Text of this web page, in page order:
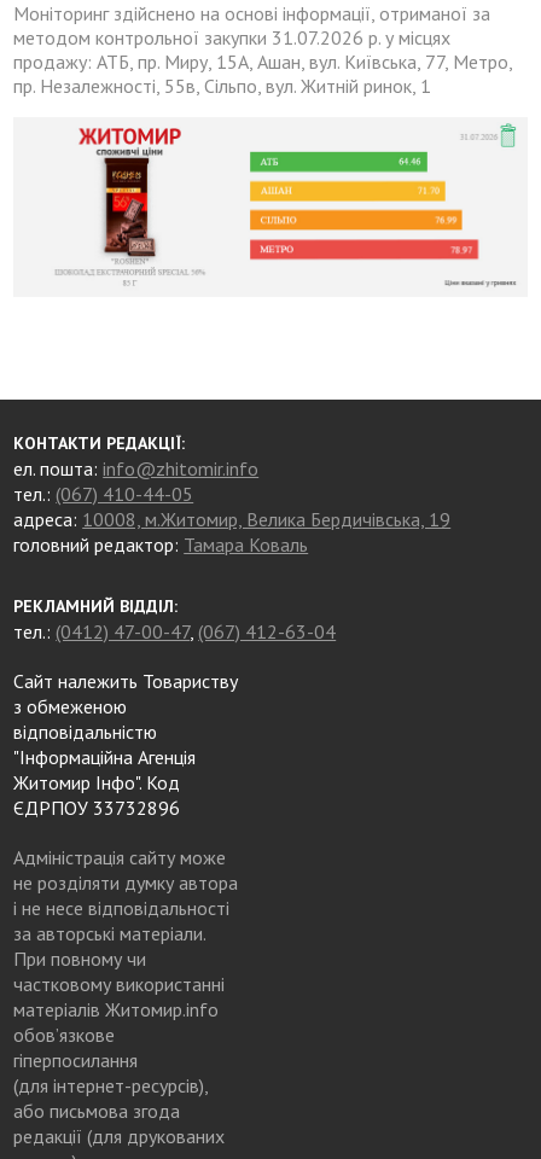
Моніторинг здійснено на основі інформації, отриманої за
методом контрольної закупки 31.07.2026 р. у місцях
продажу: АТБ, пр. Миру, 15А, Ашан, вул. Київська, 77, Метро,
пр. Незалежності, 55в, Сільпо, вул. Житній ринок, 1
КОНТАКТИ РЕДАКЦІЇ:
ел. пошта:info@zhitomir.info
тел.: (067) 410-44-05
адреса: 10008, м.Житомир, Велика Бердичівська, 19
головний редактор: Тамара Коваль
РЕКЛАМНИЙ ВІДДІЛ:
тел.: (0412) 47-00-47, (067) 412-63-04
Сайт належить Товариству
з обмеженою
відповідальністю
"Інформаційна Агенція
Житомир Інфо". Код
ЄДРПОУ 33732896
Адміністрація сайту може
не розділяти думку автора
і не несе відповідальності
за авторські матеріали.
При повному чи
частковому використанні
матеріалів Житомир.info
обов’язкове
гіперпосилання
(для інтернет-ресурсів),
або письмова згода
редакції (для друкованих